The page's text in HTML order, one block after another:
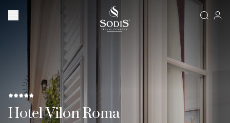
Hotel Vilon Roma